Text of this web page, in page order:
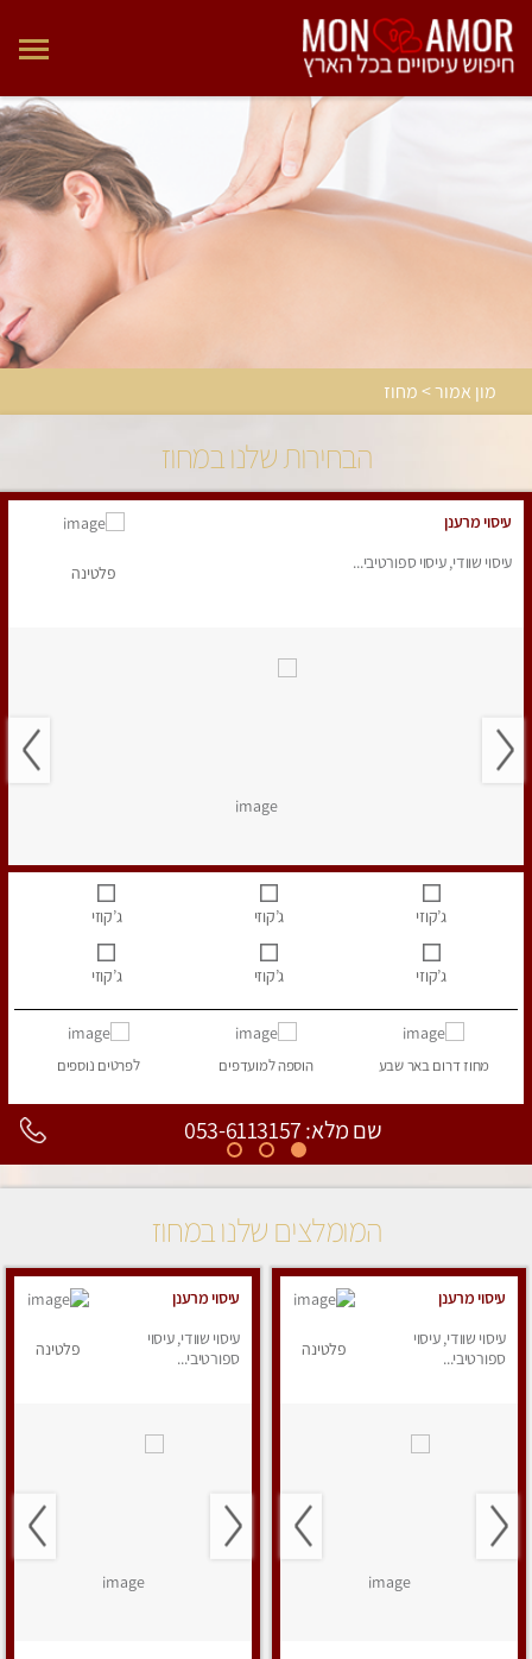
מון אמור > מחוז
הבחירות שלנו במחוז
עיסוי מרענן
עיסוי שוודי, עיסוי ספורטיבי...
פלטינה
ג’קוזי ג’קוזי ג’קוזי
ג’קוזי ג’קוזי ג’קוזי
מחוז דרוםבאר שבע הוספהלמועדפים לפרטים נוספים
שם מלא: 053-6113157
המומלצים שלנו במחוז
עיסוי מרענן
עיסוי שוודי, עיסוי
ספורטיבי...
פלטינה
עיסוי מרענן
עיסוי שוודי, עיסוי
ספורטיבי...
פלטינה